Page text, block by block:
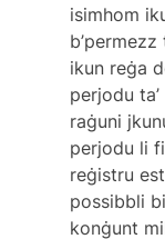
isimhom
ikun reġa
perjodu
raġuni
perjodu li
reġistru
possibbli
konġunt